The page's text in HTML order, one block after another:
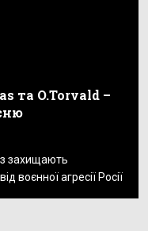
та O.Torvald –
захищають
воєнної агресії Росії